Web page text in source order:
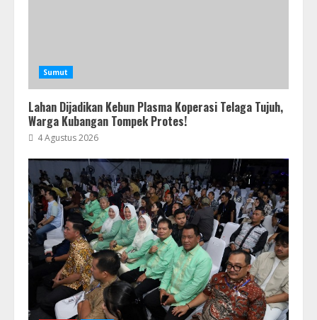
Sumut
Lahan Dijadikan Kebun Plasma Koperasi Telaga Tujuh,
Warga Kubangan Tompek Protes!
4 Agustus 2026